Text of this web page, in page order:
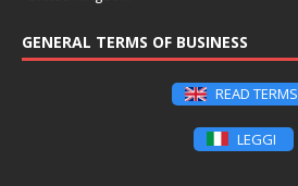
GENERAL TERMS OF BUSINESS
READ TERMS
LEGGI